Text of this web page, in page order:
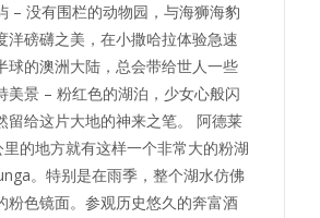
– 没有围栏的动物园，与海狮海豹
洋磅礴之美，在小撒哈拉体验急速
球的澳洲大陆，总会带给世人一些
美景 – 粉红色的湖泊，少女心般闪
留给这片大地的神来之笔。 阿德莱
的地方就有这样一个非常大的粉湖
。特别是在雨季，整个湖水仿佛
粉色镜面。参观历史悠久的奔富酒